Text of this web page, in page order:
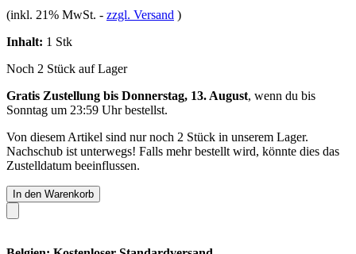
(inkl. 21% MwSt. - zzgl. Versand )
Inhalt: 1 Stk
Noch 2 Stück auf Lager
Gratis Zustellung bis Donnerstag, 13. August, wenn du bis
Sonntag um 23:59 Uhrbestellst.
Von diesem Artikel sind nur noch 2 Stück in unserem Lager.
Nachschub ist unterwegs! Falls mehr bestellt wird, könnte dies das
Zustelldatum beeinflussen.
In den Warenkorb